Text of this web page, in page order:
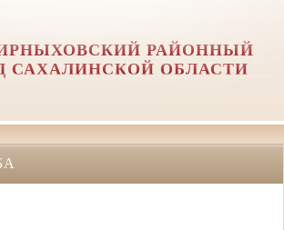
РАЙОННЫЙ
САХАЛИНСКОЙ ОБЛАСТИ